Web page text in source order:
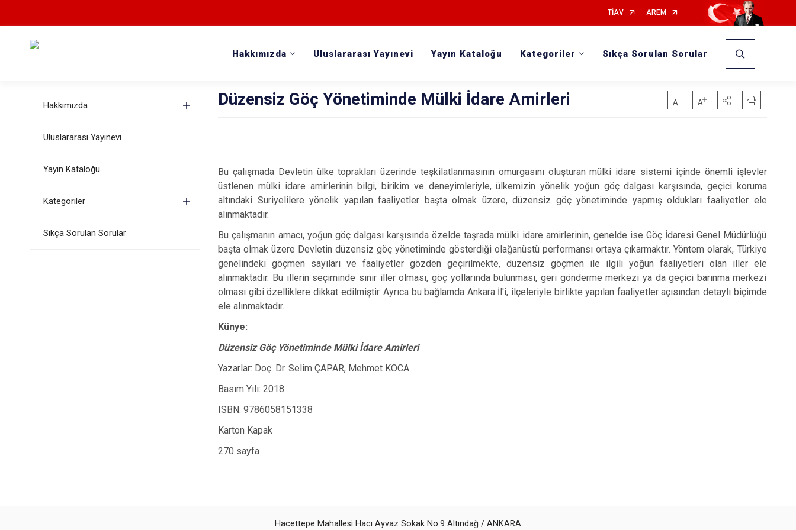
TİAV AREM
Hakkımızda Uluslararası Yayınevi Yayın Kataloğu Kategoriler Sıkça Sorulan Sorular
Hakkımızda
Uluslararası Yayınevi
Yayın Kataloğu
Kategoriler
Sıkça Sorulan Sorular
Düzensiz Göç Yönetiminde Mülki İdare Amirleri
Bu çalışmada Devletin ülke toprakları üzerinde teşkilatlanmasının omurgasını oluşturan mülki idare sistemi içinde önemli işlevler
üstlenen mülki idare amirlerinin bilgi, birikim ve deneyimleriyle, ülkemizin yönelik yoğun göç dalgası karşısında, geçici koruma
altındaki Suriyelilere yönelik yapılan faaliyetler başta olmak üzere, düzensiz göç yönetiminde yapmış oldukları faaliyetler ele
alınmaktadır.
Bu çalışmanın amacı, yoğun göç dalgası karşısında özelde taşrada mülki idare amirlerinin, genelde ise Göç İdaresi Genel Müdürlüğü
başta olmak üzere Devletin düzensiz göç yönetiminde gösterdiği olağanüstü performansı ortaya çıkarmaktır. Yöntem olarak, Türkiye
genelindeki göçmen sayıları ve faaliyetler gözden geçirilmekte, düzensiz göçmen ile ilgili yoğun faaliyetleri olan iller ele
alınmaktadır. Bu illerin seçiminde sınır iller olması, göç yollarında bulunması, geri gönderme merkezi ya da geçici barınma merkezi
olması gibi özelliklere dikkat edilmiştir. Ayrıca bu bağlamda Ankara İl'i, ilçeleriyle birlikte yapılan faaliyetler açısından detaylı biçimde
ele alınmaktadır.
Künye:
Düzensiz Göç Yönetiminde Mülki İdare Amirleri
Yazarlar: Doç. Dr. Selim ÇAPAR, Mehmet KOCA
Basım Yılı: 2018
ISBN:9786058151338
Karton Kapak
270 sayfa
Hacettepe Mahallesi Hacı Ayvaz Sokak No:9 Altındağ / ANKARA